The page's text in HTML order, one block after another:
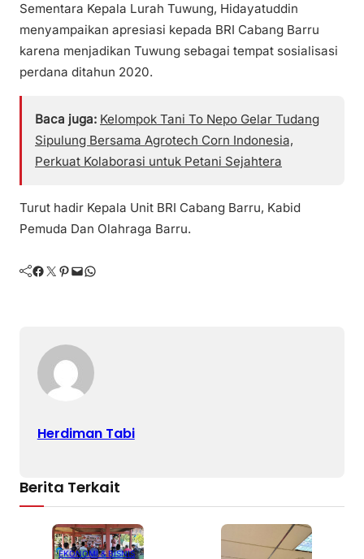
Sementara Kepala Lurah Tuwung, Hidayatuddin
menyampaikan apresiasi kepada BRI Cabang Barru
karena menjadikan Tuwung sebagai tempat sosialisasi
perdana ditahun 2020.
Baca juga: Kelompok Tani To Nepo Gelar Tudang
Sipulung Bersama Agrotech Corn Indonesia,
Perkuat Kolaborasi untuk Petani Sejahtera
Turut hadir Kepala Unit BRI Cabang Barru, Kabid
Pemuda Dan Olahraga Barru.
Facebook Twitter Pinterest Mail WhatsApp
Herdiman Tabi
Berita Terkait
EKONOMI & BISNIS